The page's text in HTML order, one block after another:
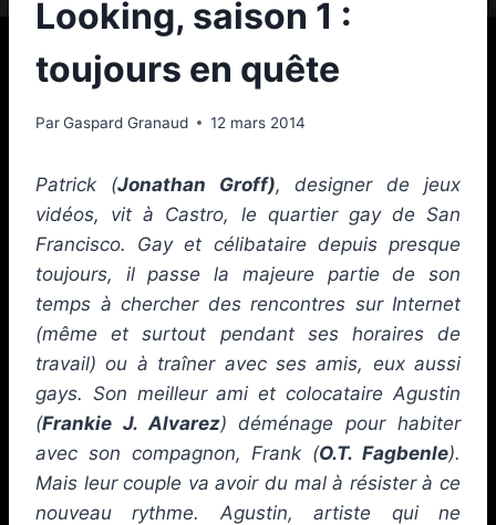
Looking, saison 1 :
toujours en quête
ParGaspard Granaud 12 mars 2014
Patrick (Jonathan Groff), designer de jeux
vidéos, vit à Castro, le quartier gay de San
Francisco. Gay et célibataire depuis presque
toujours, il passe la majeure partie de son
temps à chercher des rencontres sur Internet
(même et surtout pendant ses horaires de
travail) ou à traîner avec ses amis, eux aussi
gays. Son meilleur ami et colocataire Agustin
(Frankie J. Alvarez) déménage pour habiter
avec son compagnon, Frank (O.T. Fagbenle).
Mais leur couple va avoir du mal à résister à ce
nouveau rythme. Agustin, artiste qui ne